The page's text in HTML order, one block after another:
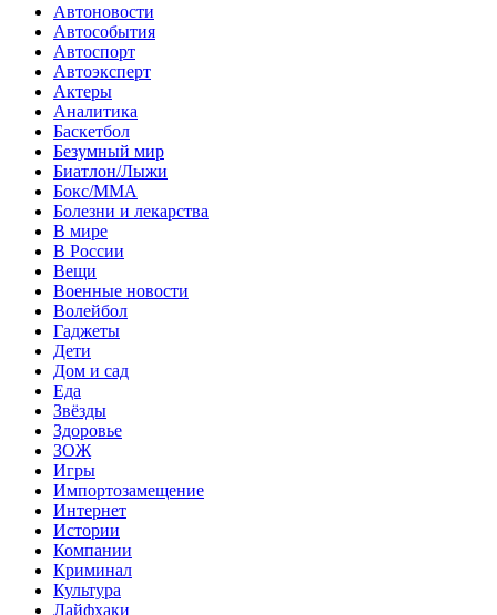
Автоновости
Автособытия
Автоспорт
Автоэксперт
Актеры
Аналитика
Баскетбол
Безумный мир
Биатлон/Лыжи
Бокс/MMA
Болезни и лекарства
В мире
В России
Вещи
Военные новости
Волейбол
Гаджеты
Дети
Дом и сад
Еда
Звёзды
Здоровье
ЗОЖ
Игры
Импортозамещение
Интернет
Истории
Компании
Криминал
Культура
Лайфхаки